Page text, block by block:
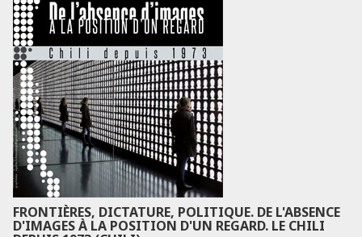
FRONTIÈRES, DICTATURE, POLITIQUE. DE L'ABSENCE
D'IMAGES À LA POSITION D'UN REGARD. LE CHILI